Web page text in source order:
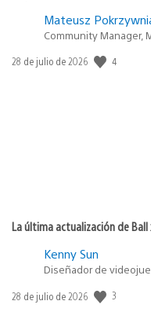
Mateusz
Community Manager,
Fecha
28 de julio de 2026 4
La última actualización de
Kenny Sun
Diseñador de
Fecha
28 de julio de 2026 3